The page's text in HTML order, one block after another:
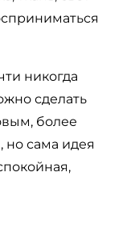
никогда
сделать
более
сама идея